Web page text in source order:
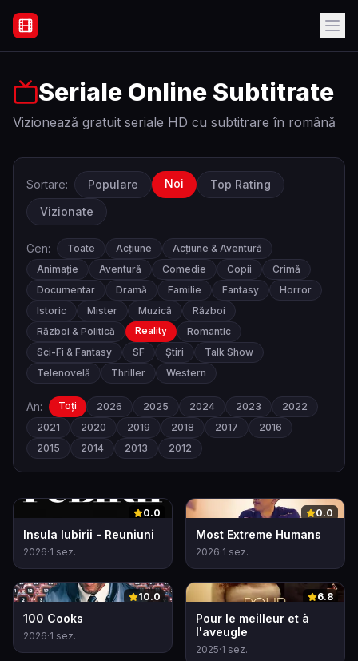
Filme Online Subtitrate - Acasă
Seriale Online Subtitrate
Vizionează gratuit seriale HD cu subtitrare în română
Sortare: Populare Noi
Top Rating
Vizionate
Gen: Toate Acțiune
Acțiune & Aventură
Animație
Aventură Comedie Copii
Crimă
Documentar
Dramă Familie Fantasy
Horror
Istoric
Mister Muzică
Război
Război & Politică
Reality
Romantic
Sci-Fi & Fantasy
SF Știri
Talk Show
Telenovelă
Thriller Western
An: Toți 2026 2025 2024 2023
2022
2021
2020 2019 2018 2017
2016
2015
2014 2013 2012
0 0.0
Insula Iubirii - Reuniuni
2026·1 sez.
0 0.0
Most Extreme Humans
2026·1 sez.
0 10.0
100 Cooks
2026·1 sez.
0 6.8
Pour le meilleur et à
l'aveugle
2025·1 sez.